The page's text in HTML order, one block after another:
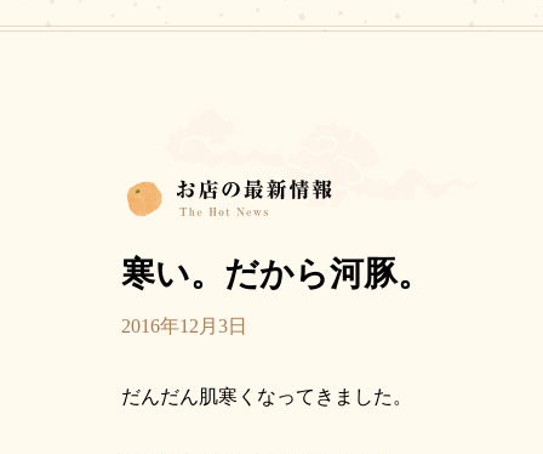
寒い。だから河豚。
2016年12月3日
だんだん肌寒くなってきました。